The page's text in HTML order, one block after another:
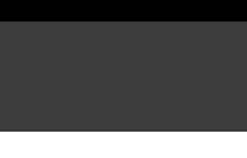
Ο πρώτος τους